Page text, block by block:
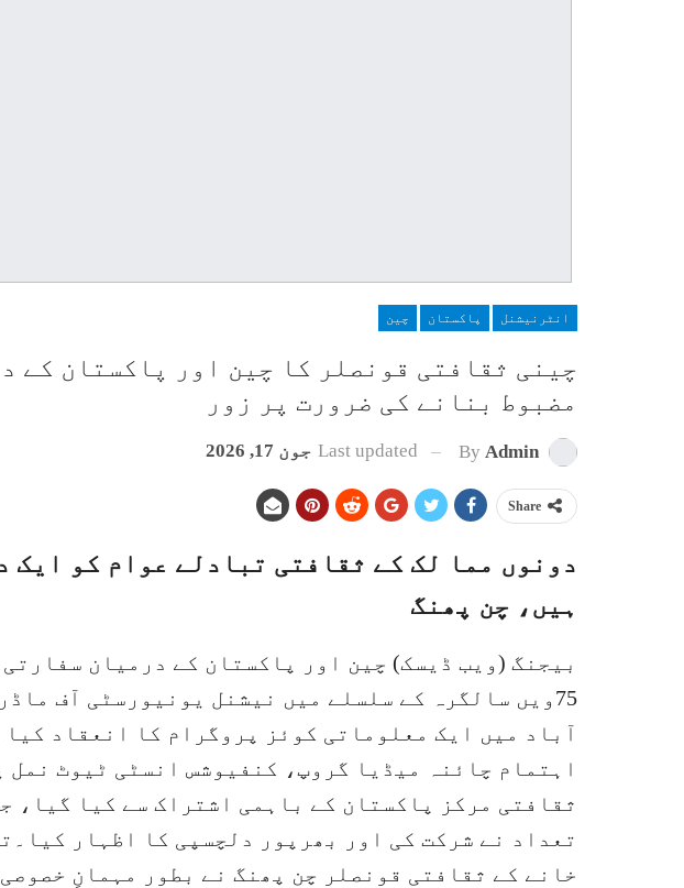
انٹرنیشنل پاکستان چین
چینی ثقافتی قونصلر کا چین اور پاکستان کے
مضبوط بنانے کی ضرورت پر زور
By Admin
Last updated جون 17, 2026
Share
دونوں مما لک کے ثقافتی تبادلے عوام کو ایک
ہیں، چن پھنگ
بیجنگ (ویب ڈیسک) چین اور پاکستان کے درمیان
75ویں سالگرہ کے سلسلے میں نیشنل یونیورسٹی آف
آباد میں ایک معلوماتی کوئز پروگرام کا انعقاد کیا
اہتمام چائنہ میڈیا گروپ، کنفیوشس انسٹی ٹیوٹ نمل
ثقافتی مرکز پاکستان کے باہمی اشتراک سے کیا گیا،
تعداد نے شرکت کی اور بھرپور دلچسپی کا اظہار
خانے کے ثقافتی قونصلر چن پھنگ نے بطور مہمانِ خصوصی